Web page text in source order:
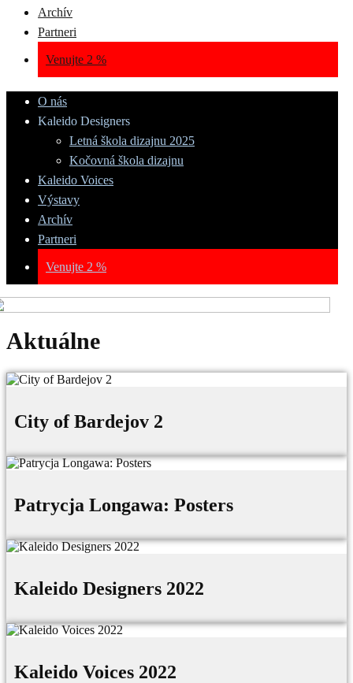
Archív
Partneri
Venujte 2 %
O nás
Kaleido Designers
Letná škola dizajnu 2025
Kočovná škola dizajnu
Kaleido Voices
Výstavy
Archív
Partneri
Venujte 2 %
Aktuálne
City of Bardejov 2
Patrycja Longawa: Posters
Kaleido Designers 2022
Kaleido Voices 2022